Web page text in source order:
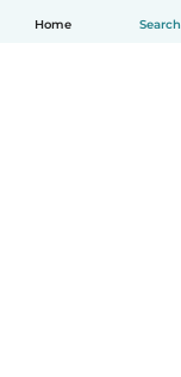
Home Search